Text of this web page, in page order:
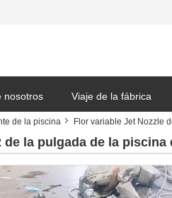
nosotros Viaje de la fábrica
una cotización Noticias
de la piscina Flor variable Jet Nozzle
de la pulgada de la